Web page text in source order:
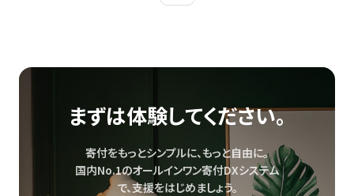
まずは体験してください。
寄付をもっとシンプルに、もっと自由に。
国内No.1のオールインワン寄付DXシステム
で、支援をはじめましょう。